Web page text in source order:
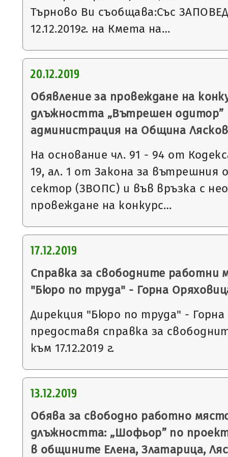
Търново Ви съобщава:Със
12.12.2019г. на Кмета на…
20.12.2019
Обявление за провеждане на
длъжността „Вътрешен одитор”
администрация на Община
На основание чл. 91 - 94 от
19, ал. 1 от Закона за вътрешния
сектор (ЗВОПС) и във връзка с
провеждане на конкурс…
17.12.2019
Справка за свободните работни
"Бюро по труда" - Горна
Дирекция "Бюро по труда" -
предоставя справка за
към 17.12.2019 г.
13.12.2019
Обява за свободно работно
длъжността: „Шофьор” по
в общините Елена, Златарица,